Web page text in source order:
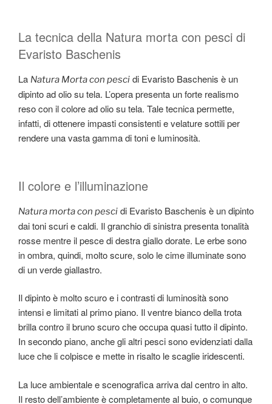
La tecnica della Natura morta con pesci di
Evaristo Baschenis
La Natura Morta con pesci di Evaristo Baschenis è un
dipinto ad olio su tela. L’opera presenta un forte realismo
reso con il colore ad olio su tela. Tale tecnica permette,
infatti, di ottenere impasti consistenti e velature sottili per
rendere una vasta gamma di toni e luminosità.
Il colore e l’illuminazione
Natura morta con pesci di Evaristo Baschenis è un dipinto
dai toni scuri e caldi. Il granchio di sinistra presenta tonalità
rosse mentre il pesce di destra giallo dorate. Le erbe sono
in ombra, quindi, molto scure, solo le cime illuminate sono
di un verde giallastro.
Il dipinto è molto scuro e i contrasti di luminosità sono
intensi e limitati al primo piano. Il ventre bianco della trota
brilla contro il bruno scuro che occupa quasi tutto il dipinto.
In secondo piano, anche gli altri pesci sono evidenziati dalla
luce che li colpisce e mette in risalto le scaglie iridescenti.
La luce ambientale e scenografica arriva dal centro in alto.
Il resto dell’ambiente è completamente al buio, o comunque